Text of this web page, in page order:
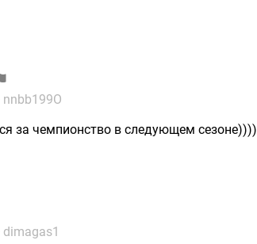
nnbb199O
за чемпионство в следующем сезоне))))
dimagas1